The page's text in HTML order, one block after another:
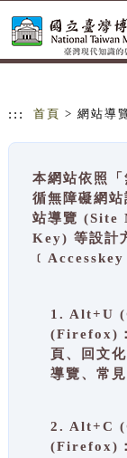
::: 首頁 > 網站導
本網站依照
循無障礙網
站導覽 (Site
Key) 等設計
﹝Accesskey
1. Alt+U
(Firefox)
頁、回文
導覽、常見
2. Alt+C
(Firefox)